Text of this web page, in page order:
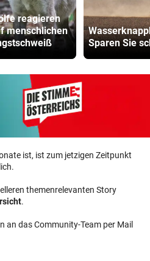
reagieren
menschlichen
Sparen Sie
ist, ist zum jetzigen Zeitpunkt
themenrelevanten Story
.
an das Community-Team per Mail